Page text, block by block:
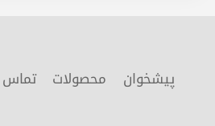
پیشخوان محصولات تماس